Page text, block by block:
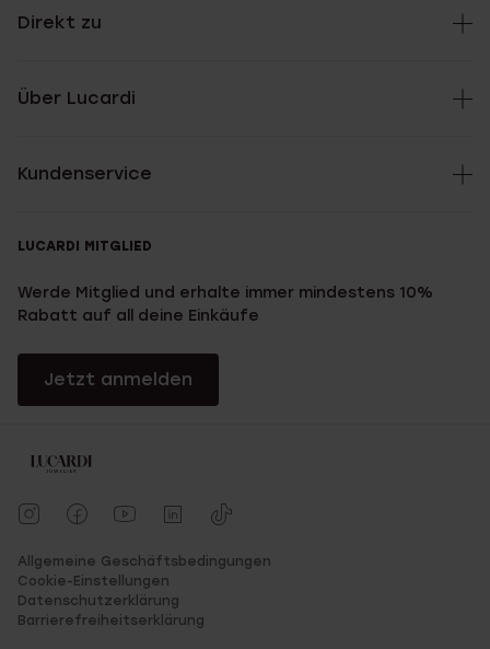
Direkt zu
Über Lucardi
Kundenservice
LUCARDI MITGLIED
Werde Mitglied und erhalte immer mindestens 10%
Rabatt auf all deine Einkäufe
Jetzt anmelden
Allgemeine Geschäftsbedingungen
Cookie-Einstellungen
Datenschutzerklärung
Barrierefreiheitserklärung